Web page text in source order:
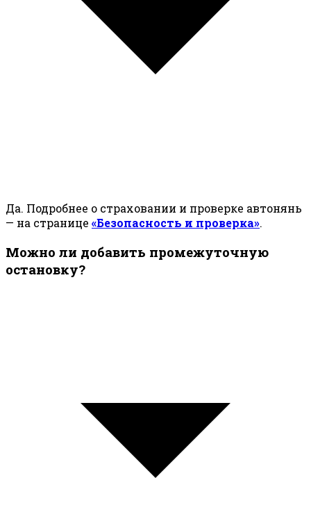
Да. Подробнее о страховании и проверке автонянь
— на странице «Безопасность и проверка».
Можно ли добавить промежуточную
остановку?